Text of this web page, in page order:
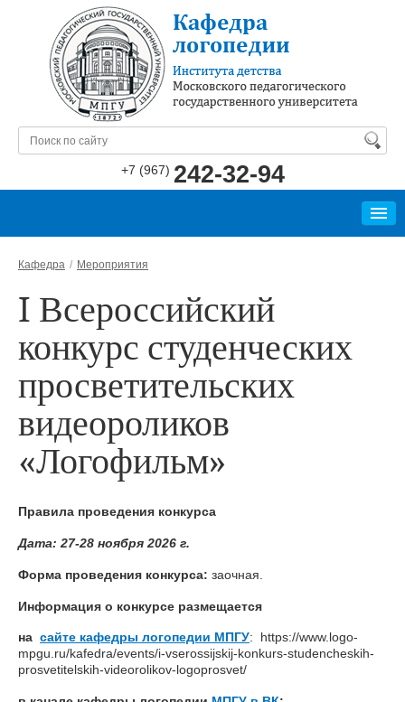
+7 (967) 242-32-94
КАФЕДРА
БИБЛИОТЕКА
СПЕЦИАЛИСТАМ
РОДИТЕЛЯМ
ДИАГНОСТИКА И КОНСУЛЬТАЦИИ
КОНТАКТЫ
Кафедра Мероприятия
I Всероссийский
конкурс студенческих
просветительских
видеороликов
«Логофильм»
Правила проведения конкурса
Дата: 27-28 ноября 2026 г.
Форма проведения конкурса: заочная.
Информация о конкурсе размещается
на сайте кафедры логопедии МПГУ: https://www.logo-
mpgu.ru/kafedra/events/i-vserossijskij-konkurs-studencheskih-
prosvetitelskih-videorolikov-logoprosvet/